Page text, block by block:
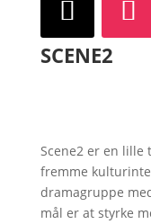
SCENE2
Scene2 er en
fremme
dramagruppe
mål er at styrke